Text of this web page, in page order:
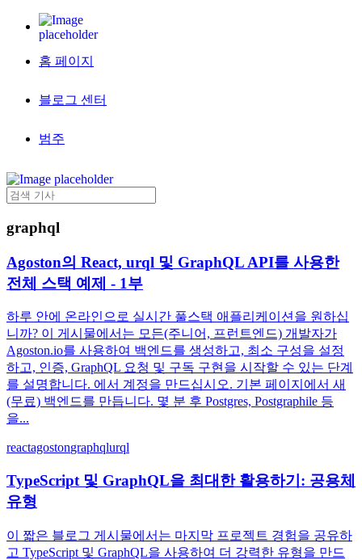
홈 페이지
블로그 센터
범주
graphql
Agoston의 React, urql 및 GraphQL API를 사용한
전체 스택 예제 - 1부
하루 안에 온라인으로 실시간 풀스택 애플리케이션을 원하십
니까? 이 게시물에서는 모든(주니어, 프런트엔드) 개발자가
Agoston.io를 사용하여 백엔드를 생성하고, 최소 구성을 설정
하고, 인증, GraphQL 요청 및 구독 구현을 시작할 수 있는 단계
를 설명합니다. 에서 계정을 만드십시오. 기본 페이지에서 새
(무료) 백엔드를 만듭니다. 몇 분 후 Postgres, Postgraphile 등
을...
reactagostongraphqlurql
TypeScript 및 GraphQL을 최대한 활용하기: 공용체
유형
이 짧은 블로그 게시물에서는 마지막 프로젝트 경험을 공유하
고 TypeScript 및 GraphQL을 사용하여 더 강력한 유형을 만드